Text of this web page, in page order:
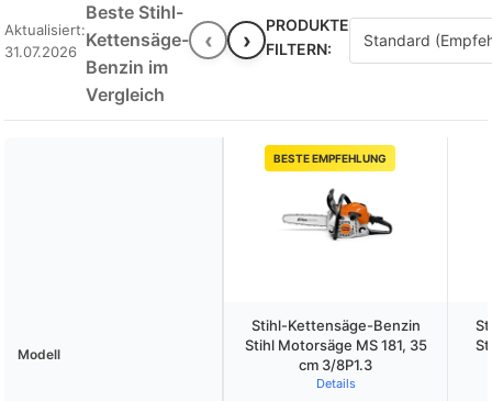
Aktualisiert:
31.07.2026
Beste Stihl-
Kettensäge-
Benzin im
Vergleich
‹ ›
PRODUKTE
FILTERN:
BESTE EMPFEHLUNG
Modell
Stihl-Kettensäge-Benzin
Stihl Motorsäge MS 181, 35
cm 3/8P1.3
Details